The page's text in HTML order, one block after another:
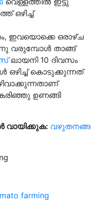
ഒഴിച്ച്
ഇവയൊക്കെ ഒരാഴ്ച
വരുമ്പോള്‍ താങ്ങ്
ലായനി 10 ദിവസം
ഒഴിച്ച് കൊടുക്കുന്നത്
ഉണങ്ങി
വായിക്കുക:
farming